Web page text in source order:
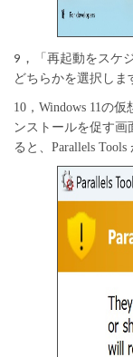
9，
「再起動をスケ
どちらかを選択しま
10，Windows 11の
ンストールを促す画
ると、 Parallels Tools